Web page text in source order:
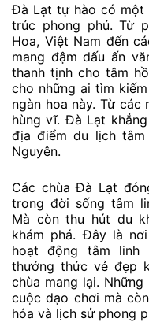
Đà Lạt tự hào có một
trúc phong phú. Từ
Hoa, Việt Nam đến
mang đậm dấu ấn
thanh tịnh cho tâm
cho những ai tìm
ngàn hoa này. Từ các
hùng vĩ. Đà Lạt
địa điểm du lịch
Nguyên.
Các chùa Đà Lạt
trong đời sống tâm
Mà còn thu hút du
khám phá. Đây là
hoạt động tâm linh
thưởng thức vẻ đẹp
chùa mang lại.
cuộc dạo chơi mà
hóa và lịch sử phong